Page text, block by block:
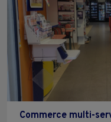
Commerce multi-